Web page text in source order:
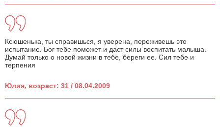
Ксюшенька, ты справишься, я уверена, переживешь это
испытание. Бог тебе поможет и даст силы воспитать малыша.
Думай только о новой жизни в тебе, береги ее. Сил тебе и
терпения
Юлия, возраст: 31 / 08.04.2009